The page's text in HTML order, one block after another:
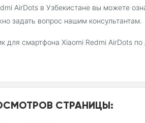
AirDots в Узбекистане вы можете
задать вопрос нашим консультантам.
для смартфона Xiaomi Redmi AirDots
СТРАНИЦЫ: